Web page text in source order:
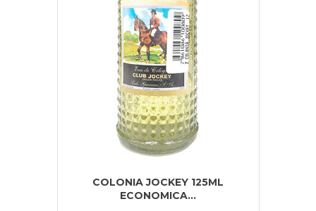
COLONIA JOCKEY 125ML
ECONOMICA...